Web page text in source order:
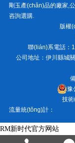
剛玉產(chǎn)品的廠家,
咨詢選購.
版權
聯(lián)系電話
公司地址：伊川縣城
豫
技
流量統(tǒng)計：
RM新时代官方网站